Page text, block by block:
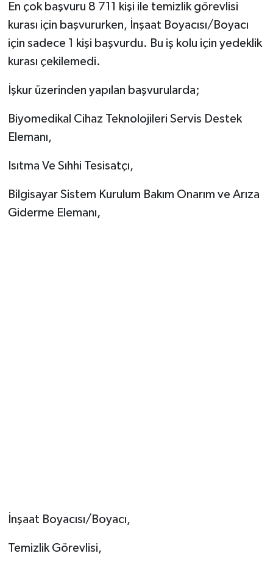
En çok başvuru 8 711 kişi ile temizlik görevlisi
kurası için başvururken, İnşaat Boyacısı/Boyacı
için sadece 1 kişi başvurdu. Bu iş kolu için yedeklik
kurası çekilemedi.
İşkur üzerinden yapılan başvurularda;
Biyomedikal Cihaz Teknolojileri Servis Destek
Elemanı,
Isıtma Ve Sıhhi Tesisatçı,
Bilgisayar Sistem Kurulum Bakım Onarım ve Arıza
Giderme Elemanı,
İnşaat Boyacısı/Boyacı,
Temizlik Görevlisi,